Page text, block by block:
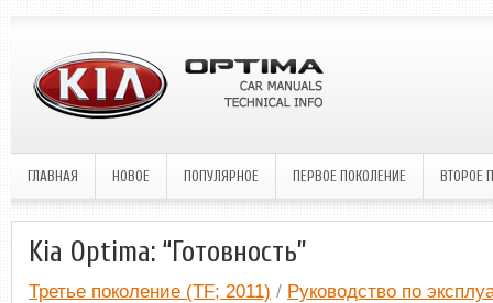
ГЛАВНАЯ НОВОЕ ПОПУЛЯРНОЕ ПЕРВОЕ ПОКОЛЕНИЕ ВТОРОЕ
Kia Optima: “Готовность”
Третье поколение (TF; 2011) / Руководство по